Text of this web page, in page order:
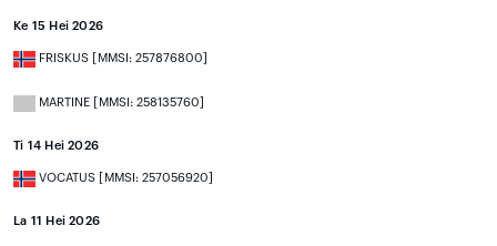
Ke 15 Hei 2026
FRISKUS [MMSI: 257876800]
MARTINE [MMSI: 258135760]
Ti 14 Hei 2026
VOCATUS [MMSI: 257056920]
La 11 Hei 2026